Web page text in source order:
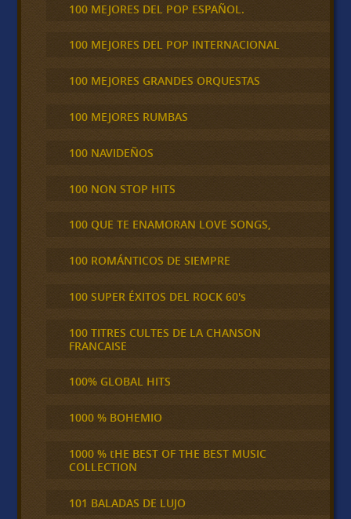
100 MEJORES DEL POP ESPAÑOL.
100 MEJORES DEL POP INTERNACIONAL
100 MEJORES GRANDES ORQUESTAS
100 MEJORES RUMBAS
100 NAVIDEÑOS
100 NON STOP HITS
100 QUE TE ENAMORAN LOVE SONGS,
100 ROMÁNTICOS DE SIEMPRE
100 SUPER ÉXITOS DEL ROCK 60's
100 TITRES CULTES DE LA CHANSON
FRANCAISE
100% GLOBAL HITS
1000 % BOHEMIO
1000 % tHE BEST OF THE BEST MUSIC
COLLECTION
101 BALADAS DE LUJO